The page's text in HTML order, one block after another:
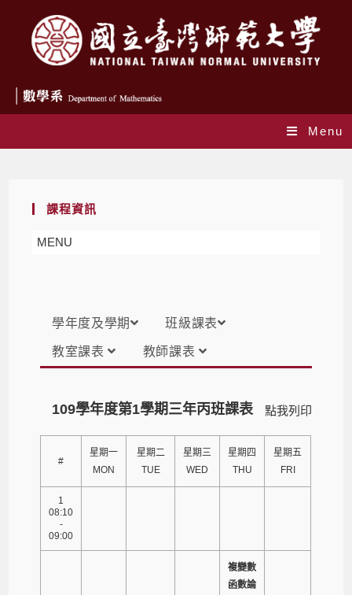
Menu
課程資訊
MENU
學年度及學期 班級課表
教室課表 教師課表
點我列印
109學年度第1學期三年丙班課表
#
星期一
MON
星期二
TUE
星期三
WED
星期四
THU
星期五
FRI
1
08:10
-
09:00
複變數
函數論